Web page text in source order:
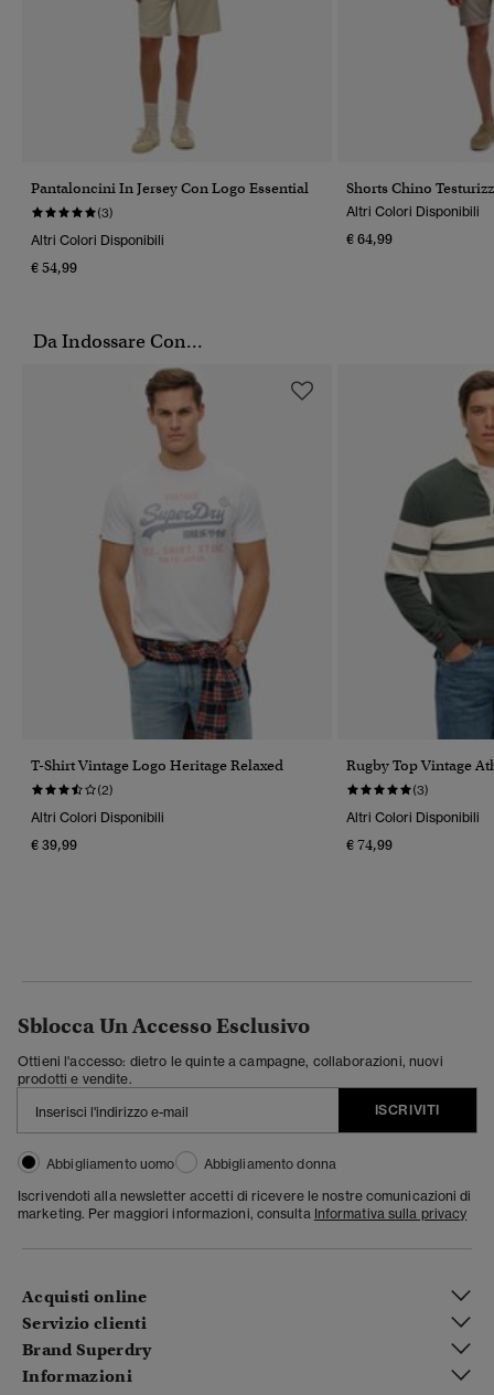
Pantaloncini In Jersey Con Logo Essential
(3)
Altri Colori Disponibili
€ 54,99
Shorts Chino
Altri Colori Disponibili
€ 64,99
Da Indossare Con...
T-Shirt Vintage Logo Heritage Relaxed
(2)
Altri Colori Disponibili
€ 39,99
Rugby Top Vintage
(3)
Altri Colori Disponibili
€ 74,99
Sblocca Un Accesso Esclusivo
Ottieni l'accesso: dietro le quinte a campagne, collaborazioni, nuovi
prodotti e vendite.
ISCRIVITI
Abbigliamento uomo
Abbigliamento donna
Iscrivendoti alla newsletter accetti di ricevere le nostre comunicazioni di
marketing. Per maggiori informazioni, consulta Informativa sulla privacy
Acquisti online
Servizio clienti
Brand Superdry
Informazioni